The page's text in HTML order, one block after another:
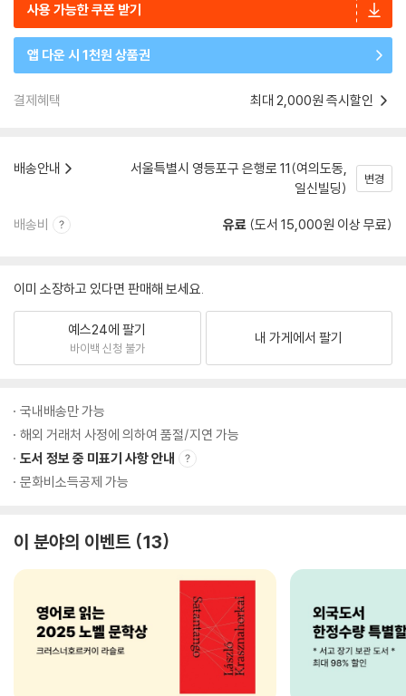
사용 가능한 쿠폰 받기
앱 다운 시 1천원 상품권
결제혜택 최대 2,000원 즉시할인
배송안내
서울특별시 영등포구 은행로 11(여의도동,
일신빌딩)
변경
배송비 유료 (도서 15,000원 이상 무료)
이미 소장하고 있다면 판매해 보세요.
예스24에 팔기
바이백 신청 불가
내 가게에서 팔기
국내배송만 가능
해외 거래처 사정에 의하여 품절/지연 가능
도서 정보 중 미표기 사항 안내
문화비소득공제 가능
이 분야의 이벤트 13